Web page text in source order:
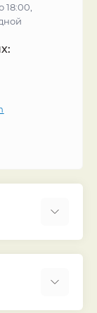
18:00,